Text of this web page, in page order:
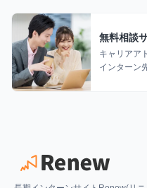
無料相談
キャリアア
インターン